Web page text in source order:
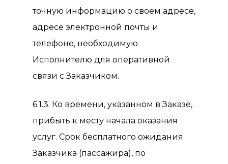
точную информацию о своем адресе,
адресе электронной почты и
телефоне, необходимую
Исполнителю для оперативной
связи с Заказчиком.
6.1.3. Ко времени, указанном в Заказе,
прибыть к месту начала оказания
услуг. Срок бесплатного ожидания
Заказчика (пассажира), по